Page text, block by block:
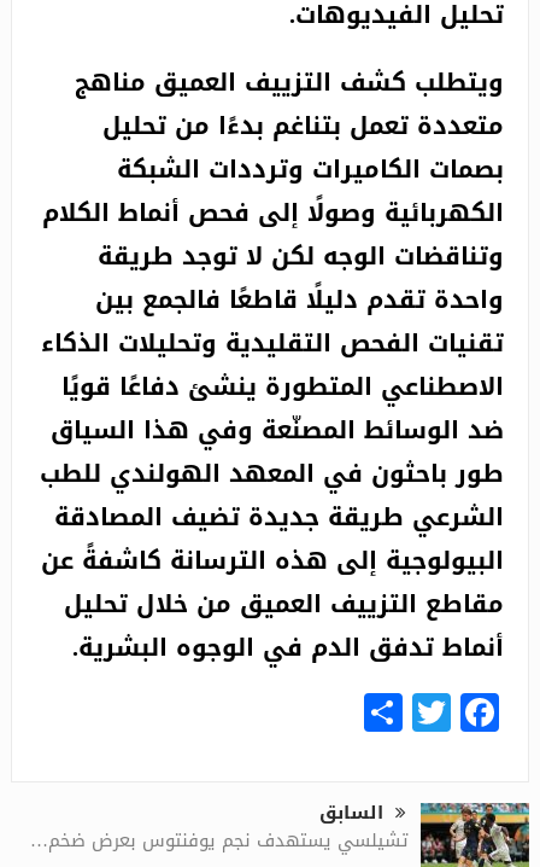
تحليل الفيديوهات.
ويتطلب كشف التزييف العميق مناهج
متعددة تعمل بتناغم بدءًا من تحليل
بصمات الكاميرات وترددات الشبكة
الكهربائية وصولًا إلى فحص أنماط الكلام
وتناقضات الوجه لكن لا توجد طريقة
واحدة تقدم دليلًا قاطعًا فالجمع بين
تقنيات الفحص التقليدية وتحليلات الذكاء
الاصطناعي المتطورة ينشئ دفاعًا قويًا
ضد الوسائط المصنّعة وفي هذا السياق
طور باحثون في المعهد الهولندي للطب
الشرعي طريقة جديدة تضيف المصادقة
البيولوجية إلى هذه الترسانة كاشفةً عن
مقاطع التزييف العميق من خلال تحليل
أنماط تدفق الدم في الوجوه البشرية.
Facebook
Twitter
Share
السابق
تشيلسي يستهدف نجم يوفنتوس بعرض ضخم…